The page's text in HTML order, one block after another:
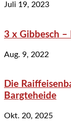
Juli 19, 2023
3 x Gibbesch –
Aug. 9, 2022
Die
Bargteheide
Okt. 20, 2025